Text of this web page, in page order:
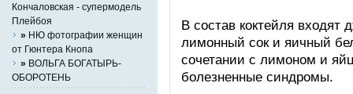
В состав коктейля входят
лимонный сок и яичный
сочетании с лимоном и
болезненные синдромы.
Кончаловская - супермодель
Плейбоя
» НЮ фотографии женщин
от Гюнтера Кнопа
» ВОЛЬГА БОГАТЫРЬ-
ОБОРОТЕНЬ